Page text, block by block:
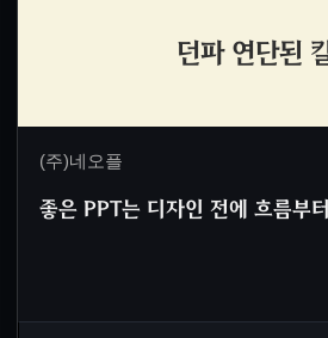
던파 연단된
(주)네오플
좋은 PPT는 디자인 전에 흐름부